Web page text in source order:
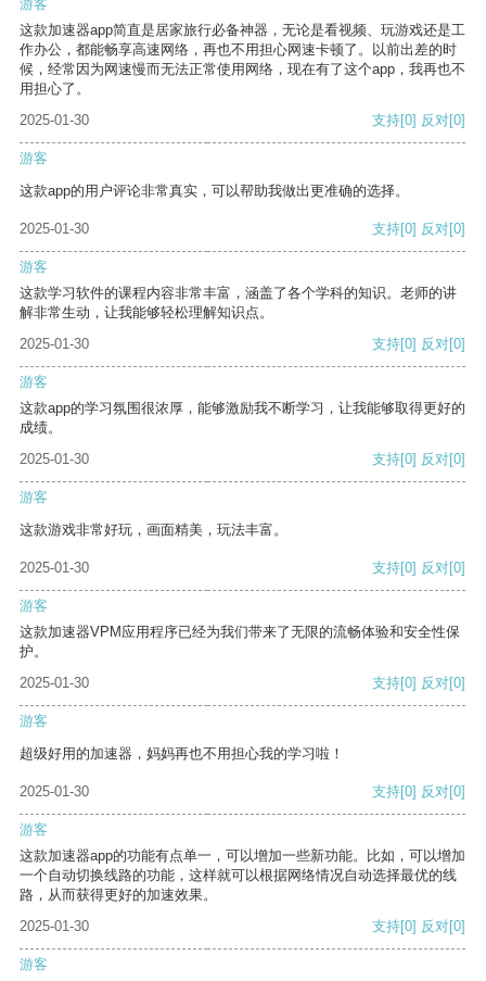
游客
这款加速器app简直是居家旅行必备神器，无论是看视频、玩游戏还是工
作办公，都能畅享高速网络，再也不用担心网速卡顿了。以前出差的时
候，经常因为网速慢而无法正常使用网络，现在有了这个app，我再也不
用担心了。
2025-01-30
支持[0] 反对[0]
游客
这款app的用户评论非常真实，可以帮助我做出更准确的选择。
2025-01-30 支持[0] 反对[0]
游客
这款学习软件的课程内容非常丰富，涵盖了各个学科的知识。老师的讲
解非常生动，让我能够轻松理解知识点。
2025-01-30
支持[0] 反对[0]
游客
这款app的学习氛围很浓厚，能够激励我不断学习，让我能够取得更好的
成绩。
2025-01-30
支持[0] 反对[0]
游客
这款游戏非常好玩，画面精美，玩法丰富。
2025-01-30 支持[0] 反对[0]
游客
这款加速器VPM应用程序已经为我们带来了无限的流畅体验和安全性保
护。
2025-01-30
支持[0] 反对[0]
游客
超级好用的加速器，妈妈再也不用担心我的学习啦！
2025-01-30 支持[0] 反对[0]
游客
这款加速器app的功能有点单一，可以增加一些新功能。比如，可以增加
一个自动切换线路的功能，这样就可以根据网络情况自动选择最优的线
路，从而获得更好的加速效果。
2025-01-30
支持[0] 反对[0]
游客